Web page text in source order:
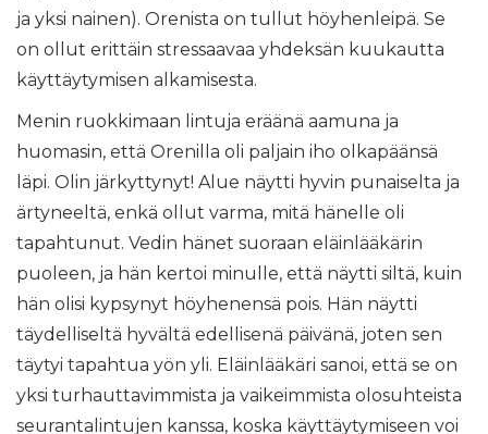
ja yksi nainen). Orenista on tullut höyhenleipä. Se
on ollut erittäin stressaavaa yhdeksän kuukautta
käyttäytymisen alkamisesta.
Menin ruokkimaan lintuja eräänä aamuna ja
huomasin, että Orenilla oli paljain iho olkapäänsä
läpi. Olin järkyttynyt! Alue näytti hyvin punaiselta ja
ärtyneeltä, enkä ollut varma, mitä hänelle oli
tapahtunut. Vedin hänet suoraan eläinlääkärin
puoleen, ja hän kertoi minulle, että näytti siltä, ​​kuin
hän olisi kypsynyt höyhenensä pois. Hän näytti
täydelliseltä hyvältä edellisenä päivänä, joten sen
täytyi tapahtua yön yli. Eläinlääkäri sanoi, että se on
yksi turhauttavimmista ja vaikeimmista olosuhteista
seurantalintujen kanssa, koska käyttäytymiseen voi